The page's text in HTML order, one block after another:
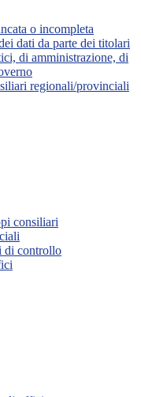
o incompleta
dati da parte dei titolari
di amministrazione, di
regionali/provinciali
consiliari
di controllo